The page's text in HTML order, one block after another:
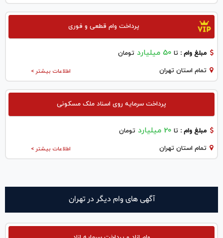
پرداخت وام قطعی و فوری
مبلغ وام : تا 50 میلیارد تومان
اطلاعات بیشتر > تمام استان تهران
پرداخت سرمایه روی اسناد ملک مسکونی
مبلغ وام : تا 20 میلیارد تومان
اطلاعات بیشتر > تمام استان تهران
آگهی های وام دیگر در تهران